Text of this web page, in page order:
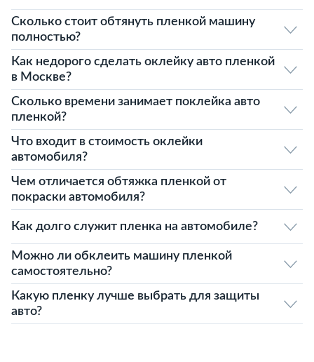
Сколько стоит обтянуть пленкой машину
полностью?
Как недорого сделать оклейку авто пленкой
в Москве?
Сколько времени занимает поклейка авто
пленкой?
Что входит в стоимость оклейки
автомобиля?
Чем отличается обтяжка пленкой от
покраски автомобиля?
Как долго служит пленка на автомобиле?
Можно ли обклеить машину пленкой
самостоятельно?
Какую пленку лучше выбрать для защиты
авто?